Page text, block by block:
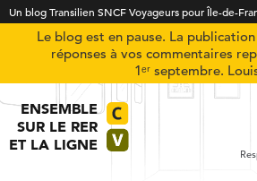
Un blog Transilien SNCF Voyageurs pour Île-de-
Le blog est en pause. La
réponses à vos commentaires
1ᵉʳ septembre.
ENSEMBLE
SUR LE RER
ET LA LIGNE